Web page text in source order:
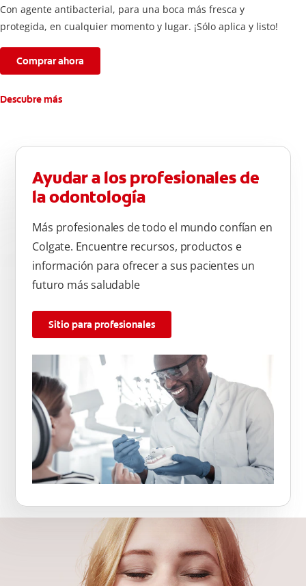
Con agente antibacterial, para una boca más fresca y
protegida, en cualquier momento y lugar. ¡Sólo aplica y listo!
Comprar ahora
Descubre más
Ayudar a los profesionales de
la odontología
Más profesionales de todo el mundo confían en
Colgate. Encuentre recursos, productos e
información para ofrecer a sus pacientes un
futuro más saludable
Sitio para profesionales